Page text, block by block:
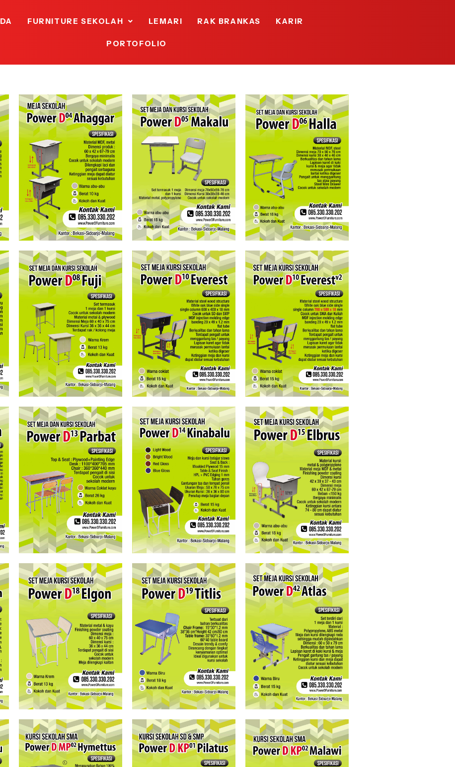
FURNITURE SEKOLAH LEMARI RAK BRANKAS KARIR
PORTOFOLIO